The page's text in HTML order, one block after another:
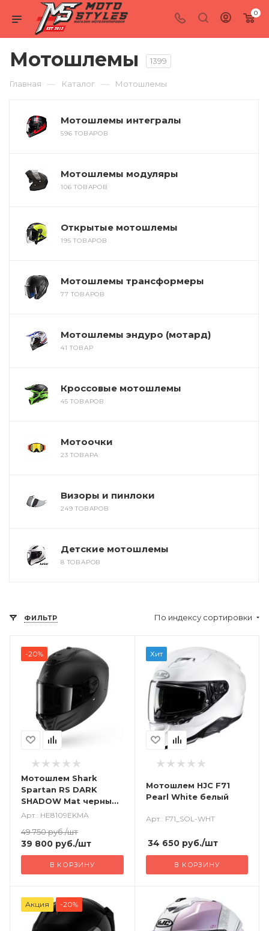
0
Мотошлемы 1399
Главная — Каталог — Мотошлемы
Мотошлемы интегралы
596 ТОВАРОВ
Мотошлемы модуляры
106 ТОВАРОВ
Открытые мотошлемы
195 ТОВАРОВ
Мотошлемы трансформеры
77 ТОВАРОВ
Мотошлемы эндуро (мотард)
41 ТОВАР
Кроссовые мотошлемы
45 ТОВАРОВ
Мотоочки
23 ТОВАРА
Визоры и пинлоки
249 ТОВАРОВ
Детские мотошлемы
8 ТОВАРОВ
ФИЛЬТР По индексу сортировки
-20%
Мотошлем Shark
Spartan RS DARK
SHADOW Mat черный
матовый + визор
Арт.: HE8109EKMA
49 750руб./шт
39 800 руб./шт
В КОРЗИНУ
Хит
Мотошлем HJC F71
Pearl White белый
Арт.: F71_SOL-WHT
34 650руб./шт
В КОРЗИНУ
Акция -20%